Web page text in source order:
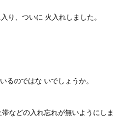
り、ついに 火入れしました。
るのではな いでしょうか。
などの入れ忘れが無いようにしま